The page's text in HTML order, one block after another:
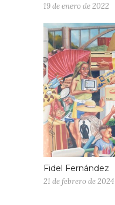
19 de enero de 2022
Fidel Fernández
21 de febrero de 2024